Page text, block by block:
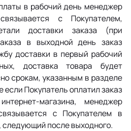
в рабочий день менеджер
с Покупателем,
доставки заказа (при
в выходной день заказ
доставки в первый рабочий
доставка товара будет
срокам, указанным в разделе
если Покупатель оплатил заказ
магазина, менеджер
с Покупателем в
следующий после выходного.